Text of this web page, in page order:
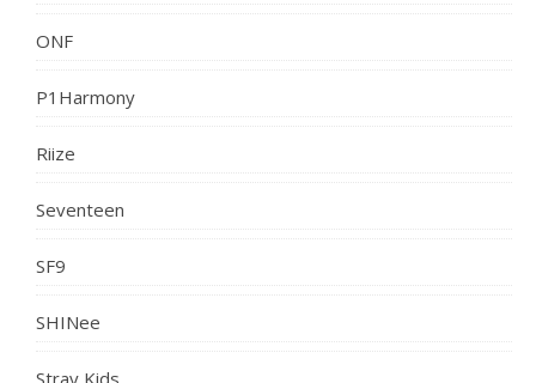
ONF
P1Harmony
Riize
Seventeen
SF9
SHINee
Stray Kids